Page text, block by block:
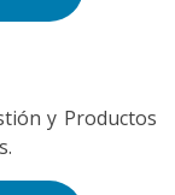
y Productos